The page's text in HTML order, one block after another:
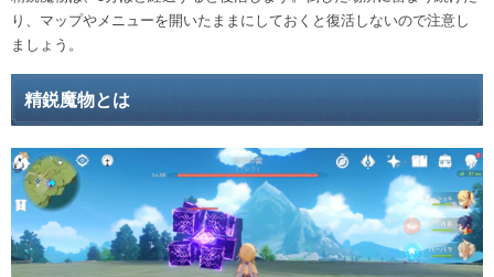
り、マップやメニューを開いたままにしておくと復活しないので注意し
ましょう。
精鋭魔物とは